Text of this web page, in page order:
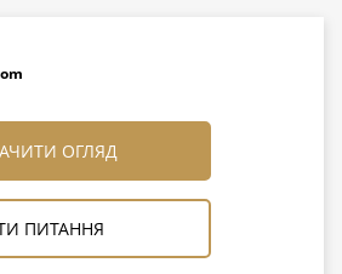
ОГЛЯД
ПИТАННЯ